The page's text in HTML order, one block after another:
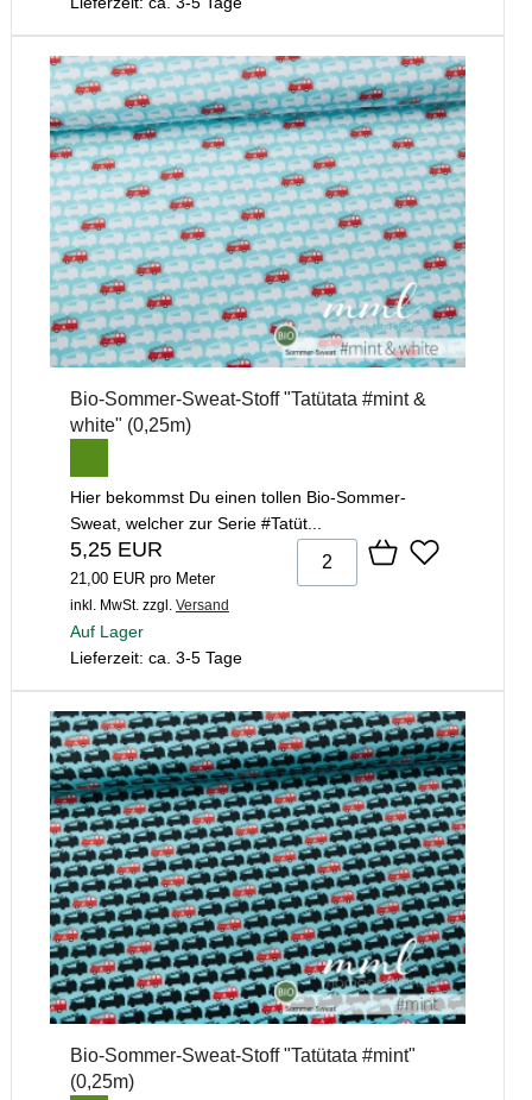
Bio-Sommer-Sweat-Stoff "Tatütata #mint &
white" (0,25m)
Hier bekommst Du einen tollen Bio-Sommer-
Sweat, welcher zur Serie #Tatüt...
5,25 EUR
21,00 EUR pro Meter
inkl. MwSt. zzgl. Versand
Auf Lager
Lieferzeit: ca. 3-5 Tage
Bio-Sommer-Sweat-Stoff "Tatütata #mint"
(0,25m)